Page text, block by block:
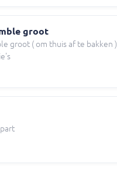
groot
groot ( om thuis af te bakken )